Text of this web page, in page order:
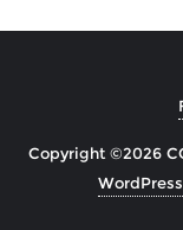
Copyright ©2026
WordPress